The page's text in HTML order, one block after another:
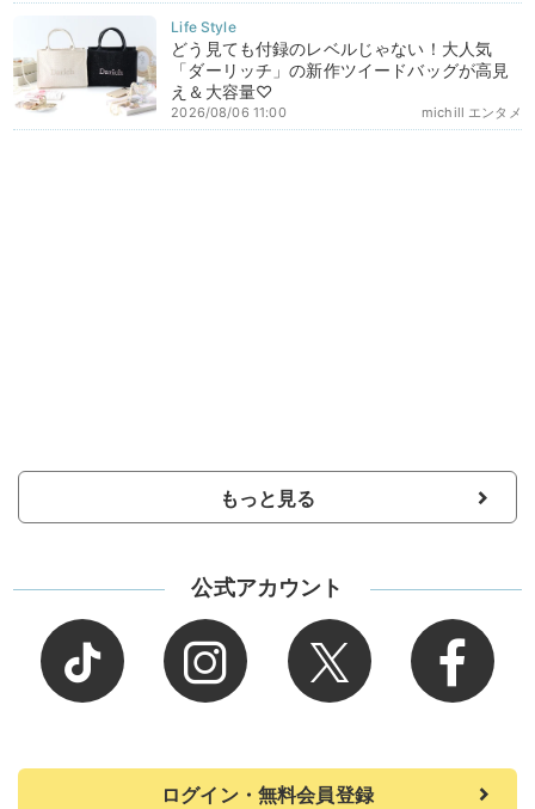
どう見ても付録のレベルじゃない！大人気
「ダーリッチ」の新作ツイードバッグが高見
え＆大容量♡
michill エンタメ
2026/08/06 11:00
もっと見る
公式アカウント
ログイン・無料会員登録